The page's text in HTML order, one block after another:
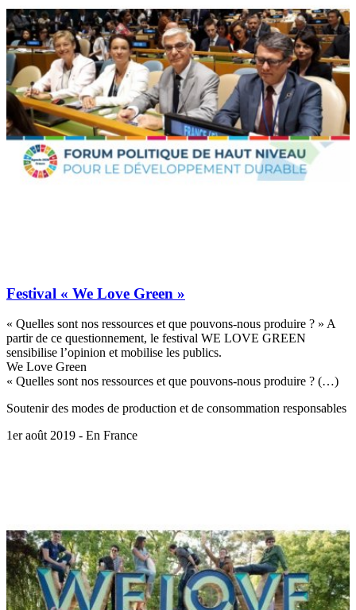
Festival « We Love Green »
« Quelles sont nos ressources et que pouvons-nous produire ? » A
partir de ce questionnement, le festival WE LOVE GREEN
sensibilise l’opinion et mobilise les publics.
We Love Green
« Quelles sont nos ressources et que pouvons-nous produire ? (…)
Soutenir des modes de production et de consommation responsables
1er août 2019 - En France